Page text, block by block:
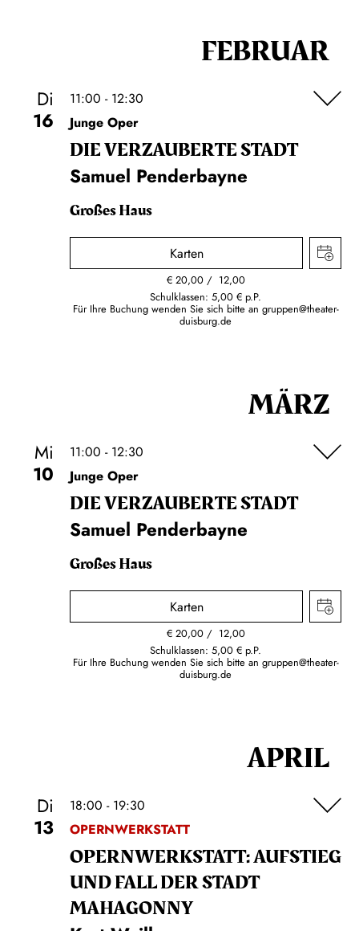
FEBRUAR
Di
16
11:00 - 12:30
Junge Oper
DIE VERZAUBERTE STADT
Samuel Penderbayne
Großes Haus
Karten
€ 20,00
12,00
Schulklassen: 5,00 € p.P.
Für Ihre Buchung wenden Sie sich bitte an gruppen@theater-
duisburg.de
MÄRZ
Mi
10
11:00 - 12:30
Junge Oper
DIE VERZAUBERTE STADT
Samuel Penderbayne
Großes Haus
Karten
€ 20,00
12,00
Schulklassen: 5,00 € p.P.
Für Ihre Buchung wenden Sie sich bitte an gruppen@theater-
duisburg.de
APRIL
Di
13
18:00 - 19:30
OPERNWERKSTATT
OPERN­WERKSTATT: AUFSTIEG
UND FALL DER STADT
MAHAGONNY